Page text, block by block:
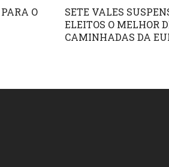
O
SETE VALES
ELEITOS O MELHOR
CAMINHADAS DA